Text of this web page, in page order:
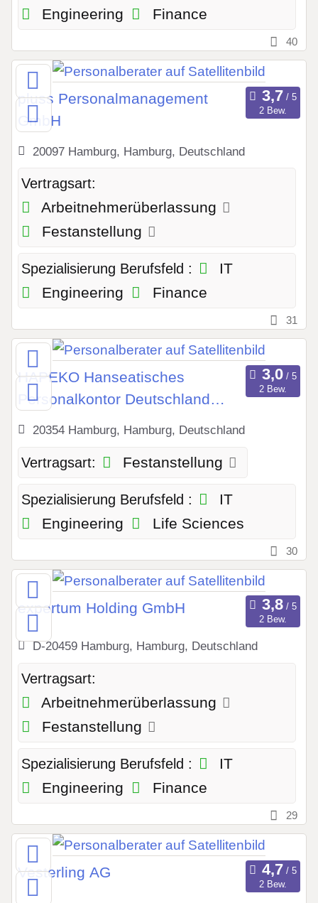
Engineering
Finance
40
pluss Personalmanagement
GmbH
2 Bew.
20097 Hamburg, Hamburg, Deutschland
Vertragsart:
Arbeitnehmerüberlassung
Festanstellung
Spezialisierung Berufsfeld :
IT
Engineering
Finance
31
HAPEKO Hanseatisches
Personalkontor Deutschland
GmbH
2 Bew.
20354 Hamburg, Hamburg, Deutschland
Vertragsart: Festanstellung
Spezialisierung Berufsfeld :
IT
Engineering
Life Sciences
30
expertum Holding GmbH
2 Bew.
D-20459 Hamburg, Hamburg, Deutschland
Vertragsart:
Arbeitnehmerüberlassung
Festanstellung
Spezialisierung Berufsfeld :
IT
Engineering
Finance
29
Vesterling AG
2 Bew.